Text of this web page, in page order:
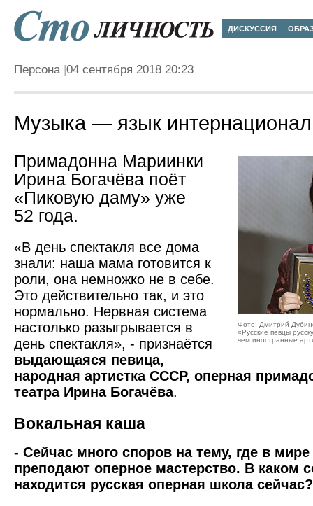
ДИСКУССИЯ
Персона 04 сентября 2018 20:23
Музыка — язык
Фото: Дмитрий
«Русские певцы
чем иностранные
Примадонна Мариинки
Ирина Богачёва поёт
«Пиковую даму» уже
52 года.
«В день спектакля все дома
знали: наша мама готовится к
роли, она немножко не в себе.
Это действительно так, и это
нормально. Нервная система
настолько разыгрывается в
день спектакля», - признаётся
выдающаяся певица,
народная артистка СССР, оперная
театра Ирина Богачёва.
Вокальная каша
- Сейчас много споров на тему, где в
преподают оперное мастерство. В каком
находится русская оперная школа сейчас?